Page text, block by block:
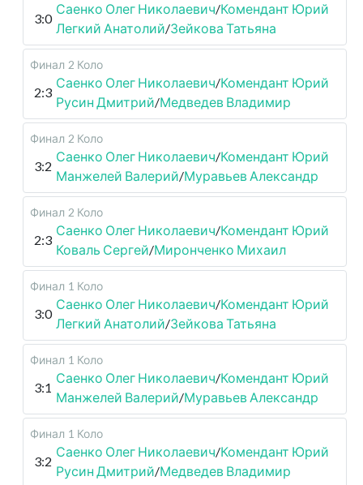
3:0
Саенко Олег Николаевич/Комендант Юрий
Легкий Анатолий/Зейкова Татьяна
Финал 2 Коло
2:3
Саенко Олег Николаевич/Комендант Юрий
Русин Дмитрий/Медведев Владимир
Финал 2 Коло
3:2
Саенко Олег Николаевич/Комендант Юрий
Манжелей Валерий/Муравьев Александр
Финал 2 Коло
2:3
Саенко Олег Николаевич/Комендант Юрий
Коваль Сергей/Миронченко Михаил
Финал 1 Коло
3:0
Саенко Олег Николаевич/Комендант Юрий
Легкий Анатолий/Зейкова Татьяна
Финал 1 Коло
3:1
Саенко Олег Николаевич/Комендант Юрий
Манжелей Валерий/Муравьев Александр
Финал 1 Коло
3:2
Саенко Олег Николаевич/Комендант Юрий
Русин Дмитрий/Медведев Владимир